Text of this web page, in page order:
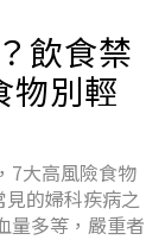
飲食禁
物別輕
7大高風險食物
的婦科疾病之
量多等，嚴重者